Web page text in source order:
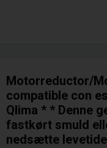
Motorreductor/
compatible con
Qlima * * Denne
fastkørt smuld
nedsætte